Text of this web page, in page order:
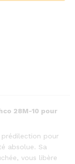
28M-10 pour
prédilection pour
absolue. Sa
vous libère